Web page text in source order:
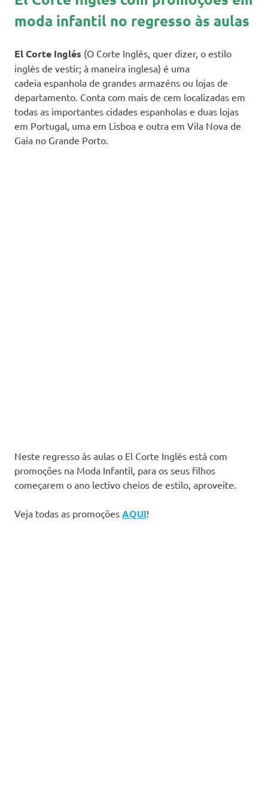
moda infantil no regresso às aulas
El Corte Inglés (O Corte Inglês, quer dizer, o estilo
inglês de vestir; à maneira inglesa) é uma
cadeia espanhola de grandes armazéns ou lojas de
departamento. Conta com mais de cem localizadas em
todas as importantes cidades espanholas e duas lojas
em Portugal, uma em Lisboa e outra em Vila Nova de
Gaia no Grande Porto.
Neste regresso às aulas o El Corte Inglês está com
promoções na Moda Infantil, para os seus filhos
começarem o ano lectivo cheios de estilo, aproveite.
Veja todas as promoções AQUI!